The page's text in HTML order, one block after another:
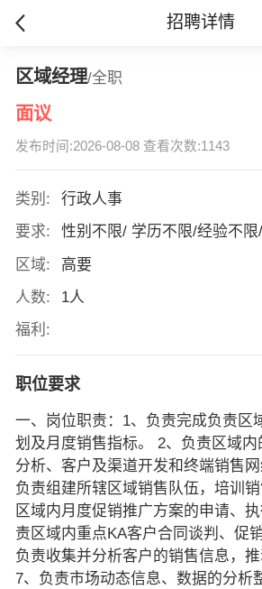
招聘详情
区域经理/全职
面议
发布时间:2026-08-08 查看次数:1143
类别:
行政人事
要求:
性别不限/ 学历不限/经验不限
区域:
高要
人数:
1人
福利:
职位要求
一、岗位职责：1、负责完成负责区
划及月度销售指标。 2、负责区域
分析、客户及渠道开发和终端销售网
负责组建所辖区域销售队伍，培训
区域内月度促销推广方案的申请、
责区域内重点KA客户合同谈判、促
负责收集并分析客户的销售信息，推
7、负责市场动态信息、数据的分析